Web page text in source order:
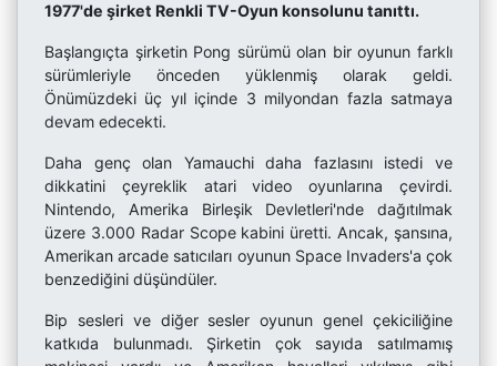
1977'de şirket Renkli TV-Oyun konsolunu tanıttı.
Başlangıçta şirketin Pong sürümü olan bir oyunun farklı
sürümleriyle önceden yüklenmiş olarak geldi.
Önümüzdeki üç yıl içinde 3 milyondan fazla satmaya
devam edecekti.
Daha genç olan Yamauchi daha fazlasını istedi ve
dikkatini çeyreklik atari video oyunlarına çevirdi.
Nintendo, Amerika Birleşik Devletleri'nde dağıtılmak
üzere 3.000 Radar Scope kabini üretti. Ancak, şansına,
Amerikan arcade satıcıları oyunun Space Invaders'a çok
benzediğini düşündüler.
Bip sesleri ve diğer sesler oyunun genel çekiciliğine
katkıda bulunmadı. Şirketin çok sayıda satılmamış